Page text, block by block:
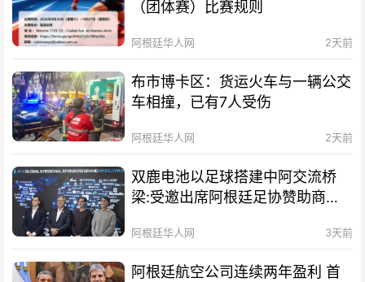
（团体赛）比赛规则
阿根廷华人网 2天前
布市博卡区：货运火车与一辆公交
车相撞，已有7人受伤
阿根廷华人网 2天前
双鹿电池以足球搭建中阿交流桥
梁:受邀出席阿根廷足协赞助商招
阿根廷华人网 3天前
阿根廷航空公司连续两年盈利 首